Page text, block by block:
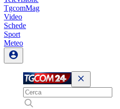
TgcomMag
Video
Schede
Sport
Meteo